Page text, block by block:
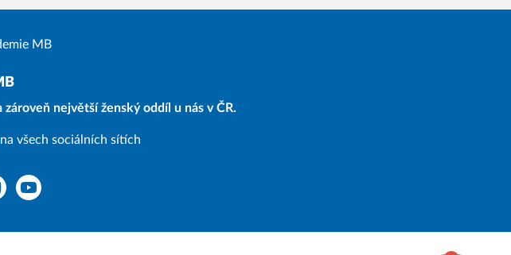
největší ženský oddíl u nás v ČR.
všech sociálních sítích
YouTube